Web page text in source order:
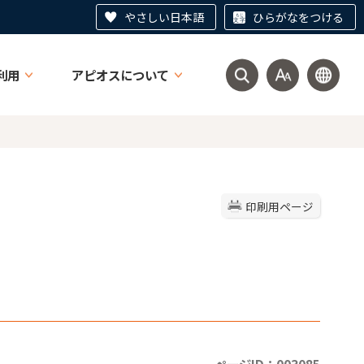
やさしい日本語 ひらがなをつける
用 アピオスについて
印刷用ページ